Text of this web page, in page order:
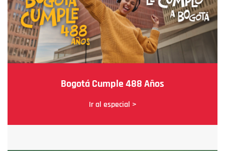
Bogotá Cumple 488 Años
Ir al especial >